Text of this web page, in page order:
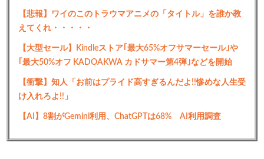
【悲報】ワイのこのトラウマアニメの「タイトル」を誰か教
えてくれ・・・・・
【大型セール】Kindleストア｢最大65%オフサマーセール｣や
｢最大50%オフ KADOAKWA カドサマー第4弾｣などを開始
【衝撃】知人「お前はプライド高すぎるんだよ!!惨めな人生受
け入れろよ!!」
【AI】8割がGemini利用、ChatGPTは68% AI利用調査